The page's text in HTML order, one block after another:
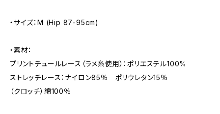
・サイズ：M (Hip 87-95cm)
・素材：
プリントチュールレース（ラメ糸使用）：ポリエステル100%
ストレッチレース：ナイロン85％ ポリウレタン15％
（クロッチ）綿100％